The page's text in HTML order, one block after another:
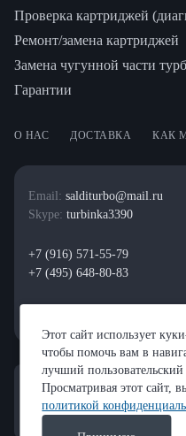
Проверка картриджей
Ремонт/замена картриджей
Замена чугунной части
Гарантии
О НАС ДОСТАВКА КАК
Email: salditurbo@mail.ru
Skype: turbinka3390
+7 (916) 571-55-79
+7 (495) 648-80-83
Этот сайт использует
чтобы помочь вам в
лучший
Просматривая этот сайт,
политикой